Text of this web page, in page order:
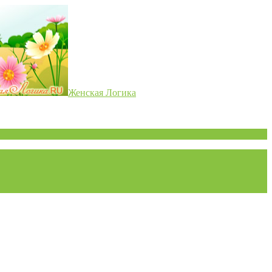
Женская Логика